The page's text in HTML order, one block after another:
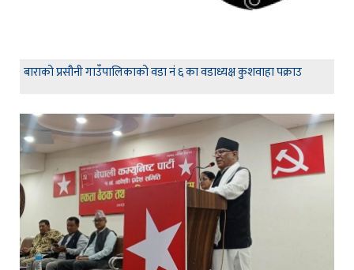
बाराको प्रसौनी गाउँपालिकाको वडा नं ६ का वडाध्यक्ष कुशवाहा पक्राउ